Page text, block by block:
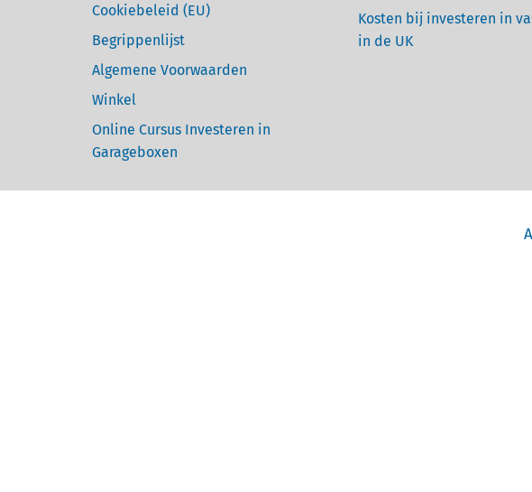
Cookiebeleid (EU)
Begrippenlijst
Algemene Voorwaarden
Winkel
Online Cursus Investeren in
Garageboxen
Kosten bij investeren in
in de UK